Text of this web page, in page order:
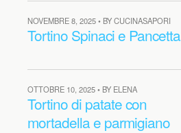
NOVEMBRE 8, 2025 • BY CUCINASAPORI
Tortino Spinaci e Pancetta
OTTOBRE 10, 2025 • BY ELENA
Tortino di patate con
mortadella e parmigiano